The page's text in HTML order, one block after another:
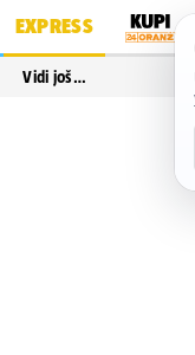
EXPRESS
Vidi još…